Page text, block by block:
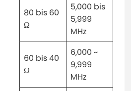
80 bis 60
Ω
5,000 bis
5,999
MHz
60 bis 40
Ω
6,000 ~
9,999
MHz